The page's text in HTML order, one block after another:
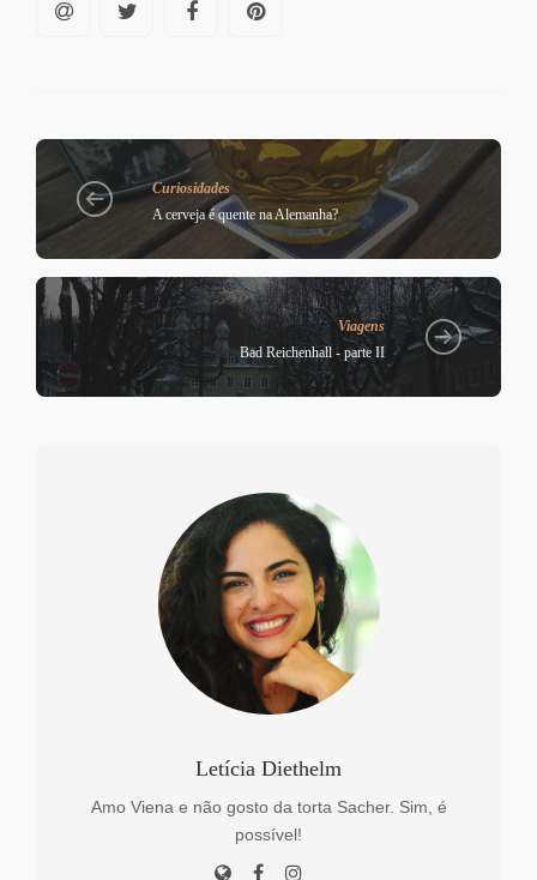
Curiosidades
A cerveja é quente na Alemanha?
Viagens
Bad Reichenhall - parte II
Letícia Diethelm
Amo Viena e não gosto da torta Sacher. Sim, é
possível!